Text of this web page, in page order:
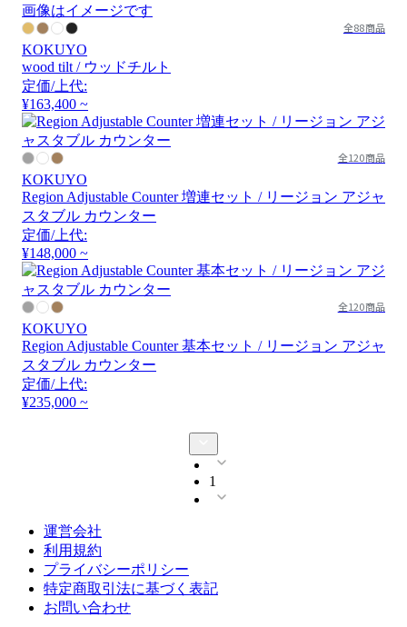
画像はイメージです
全88商品
KOKUYO
wood tilt / ウッドチルト
定価/上代:
¥163,400 ~
全120商品
KOKUYO
Region Adjustable Counter 増連セット / リージョン アジャ
スタブル カウンター
定価/上代:
¥148,000 ~
全120商品
KOKUYO
Region Adjustable Counter 基本セット / リージョン アジャ
スタブル カウンター
定価/上代:
¥235,000 ~
1
運営会社
利用規約
プライバシーポリシー
特定商取引法に基づく表記
お問い合わせ